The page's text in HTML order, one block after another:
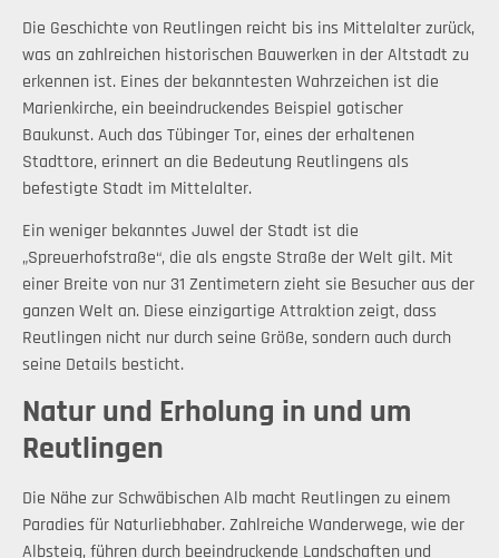
Die Geschichte von Reutlingen reicht bis ins Mittelalter zurück,
was an zahlreichen historischen Bauwerken in der Altstadt zu
erkennen ist. Eines der bekanntesten Wahrzeichen ist die
Marienkirche, ein beeindruckendes Beispiel gotischer
Baukunst. Auch das Tübinger Tor, eines der erhaltenen
Stadttore, erinnert an die Bedeutung Reutlingens als
befestigte Stadt im Mittelalter.
Ein weniger bekanntes Juwel der Stadt ist die
„Spreuerhofstraße“, die als engste Straße der Welt gilt. Mit
einer Breite von nur 31 Zentimetern zieht sie Besucher aus der
ganzen Welt an. Diese einzigartige Attraktion zeigt, dass
Reutlingen nicht nur durch seine Größe, sondern auch durch
seine Details besticht.
Natur und Erholung in und um
Reutlingen
Die Nähe zur Schwäbischen Alb macht Reutlingen zu einem
Paradies für Naturliebhaber. Zahlreiche Wanderwege, wie der
Albsteig, führen durch beeindruckende Landschaften und